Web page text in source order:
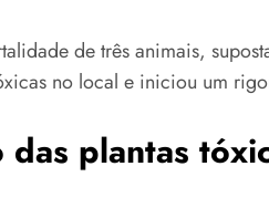
de três animais,
no local e iniciou um
plantas